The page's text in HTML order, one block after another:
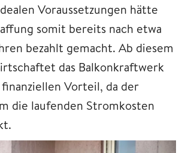
Voraussetzungen hätte
somit bereits nach etwa
bezahlt gemacht. Ab diesem
das Balkonkraftwerk
Vorteil, da der
die laufenden Stromkosten